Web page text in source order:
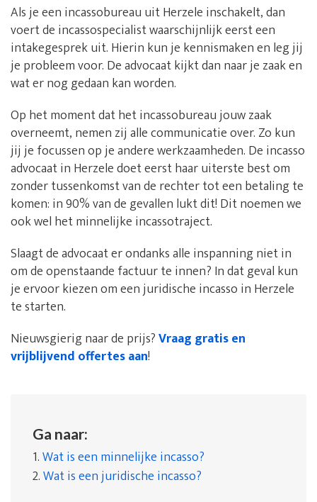
Als je een incassobureau uit Herzele inschakelt, dan
voert de incassospecialist waarschijnlijk eerst een
intakegesprek uit. Hierin kun je kennismaken en leg jij
je probleem voor. De advocaat kijkt dan naar je zaak en
wat er nog gedaan kan worden.
Op het moment dat het incassobureau jouw zaak
overneemt, nemen zij alle communicatie over. Zo kun
jij je focussen op je andere werkzaamheden. De incasso
advocaat in Herzele doet eerst haar uiterste best om
zonder tussenkomst van de rechter tot een betaling te
komen: in 90% van de gevallen lukt dit! Dit noemen we
ook wel het minnelijke incassotraject.
Slaagt de advocaat er ondanks alle inspanning niet in
om de openstaande factuur te innen? In dat geval kun
je ervoor kiezen om een juridische incasso in Herzele
te starten.
Nieuwsgierig naar de prijs?Vraag gratis en
vrijblijvend offertes aan!
Ga naar:
1.Wat is een minnelijke incasso?
2.Wat is een juridische incasso?